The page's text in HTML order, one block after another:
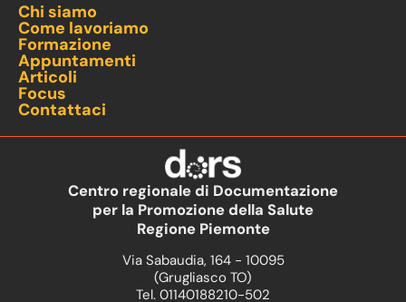
Chi siamo
Come lavoriamo
Formazione
Appuntamenti
Articoli
Focus
Contattaci
Centro regionale di Documentazione
per la Promozione della Salute
Regione Piemonte
Via Sabaudia, 164 - 10095
(Grugliasco TO)
Tel. 01140188210-502